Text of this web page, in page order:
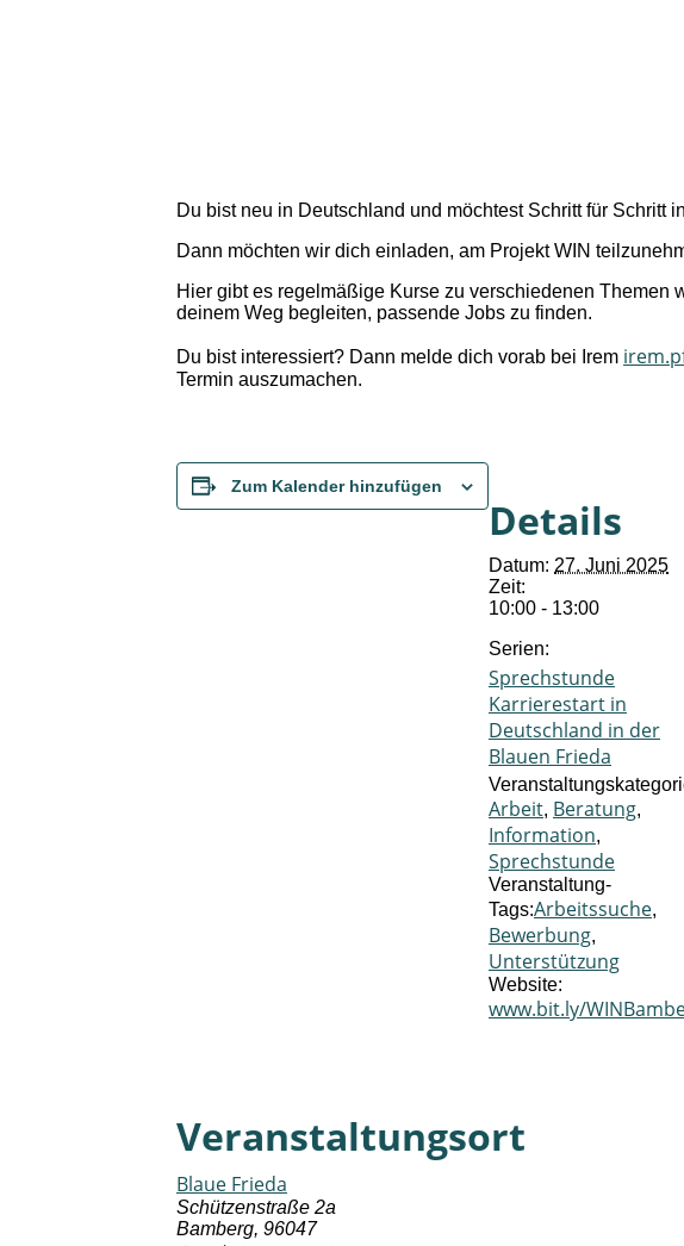
Du bist neu in Deutschland und möchtest Schritt für Schritt
Dann möchten wir dich einladen, am Projekt WIN
Hier gibt es regelmäßige Kurse zu verschiedenen Themen
deinem Weg begleiten, passende Jobs zu finden.
Du bist interessiert? Dann melde dich vorab bei Irem
Termin auszumachen.
Zum Kalender hinzufügen
Details
Datum: 27. Juni 2025
Zeit:
10:00 - 13:00
Serien:
Sprechstunde
Karrierestart in
Deutschland in der
Blauen Frieda
Arbeit, Beratung,
Information,
Sprechstunde
Veranstaltung-
Tags:Arbeitssuche,
Bewerbung,
Unterstützung
Website:
www.bit.ly/
Veranstaltungsort
Blaue Frieda
Schützenstraße 2a
Bamberg, 96047